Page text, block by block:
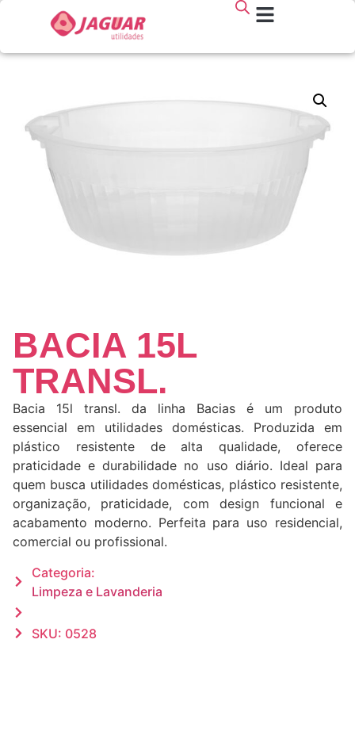
BACIA 15L
TRANSL.
Bacia 15l transl. da linha Bacias é um produto
essencial em utilidades domésticas. Produzida em
plástico resistente de alta qualidade, oferece
praticidade e durabilidade no uso diário. Ideal para
quem busca utilidades domésticas, plástico resistente,
organização, praticidade, com design funcional e
acabamento moderno. Perfeita para uso residencial,
comercial ou profissional.
Categoria:
Limpeza e Lavanderia
SKU: 0528